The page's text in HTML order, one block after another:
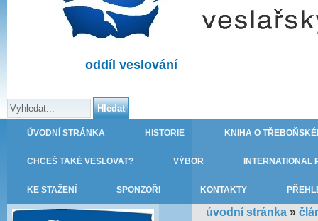
oddíl veslování
ÚVODNÍ STRÁNKA HISTORIE KNIHA O
CHCEŠ TAKÉ VESLOVAT? VÝBOR INTERNATIONAL
KE STAŽENÍ SPONZOŘI KONTAKTY
úvodní stránka »